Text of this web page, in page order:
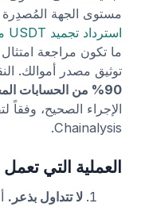
مستوى الجهة
استرداد تجميد USDT من Tether
ما تكون مراجعة
توثيق مصدر أموالك.
90% من الحسابات المجمدة خلال 30 يوماً
Chainalysis.
العملية التي تعمل
لا تتداول بذعر.